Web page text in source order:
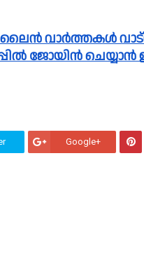
ജോയിൻ ചെയ്യാൻ
Google+